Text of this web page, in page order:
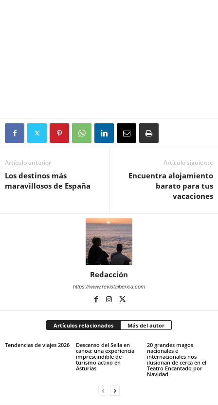
Artículo anterior
Los destinos más
maravillosos de España
Artículo siguiente
Encuentra alojamiento
barato para tus
vacaciones
Redacción
https://www.revistaiberica.com
Artículos relacionados Más del autor
Tendencias de viajes 2026
Descenso del Sella en
canoa: una experiencia
imprescindible de
turismo activo en
Asturias
20 grandes magos
nacionales e
internacionales nos
ilusionan de cerca en el
Teatro Encantado por
Navidad